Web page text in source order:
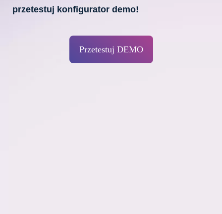
przetestuj konfigurator demo!
Przetestuj DEMO